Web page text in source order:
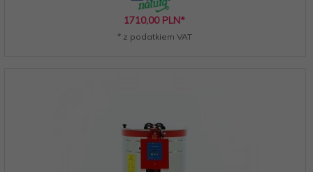
1710,00 PLN*
* z podatkiem VAT